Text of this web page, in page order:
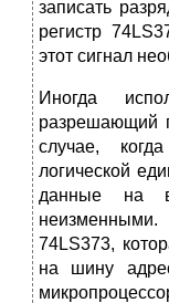
записать
регистр
этот сигнал
Иногда
разрешающий
случае,
логической
данные на
74LS373,
на шину